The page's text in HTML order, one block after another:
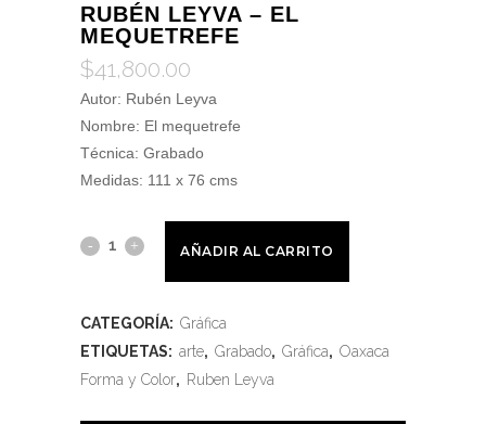
RUBÉN LEYVA – EL
MEQUETREFE
$41,800.00
Autor: Rubén Leyva
Nombre: El mequetrefe
Técnica: Grabado
Medidas: 111 x 76 cms
AÑADIR AL CARRITO
CATEGORÍA: Gráfica
ETIQUETAS: arte, Grabado, Gráfica, Oaxaca
Forma y Color, Ruben Leyva